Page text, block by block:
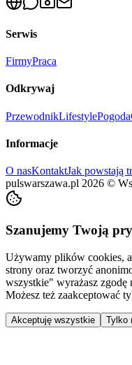
Serwis
FirmyPraca
Odkrywaj
PrzewodnikLifestylePogoda
Informacje
O nasKontaktJak powstają
pulswarszawa.pl 2026 ©
Szanujemy Twoją
Używamy plików cookies,
strony oraz tworzyć
wszystkie" wyrażasz zgodę
Możesz też zaakceptować
Akceptuję wszystkie Tylko